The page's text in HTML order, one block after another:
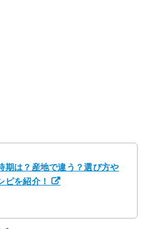
期は？産地で違う？選び方や
ピを紹介！